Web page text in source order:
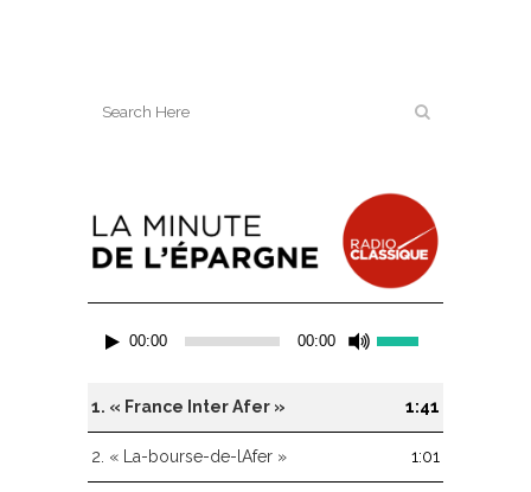
audio
00:00 00:00
haut/bas
pour
augmenter
ou
1. « France Inter Afer » 1:41
2. « La-bourse-de-lAfer » 1:01